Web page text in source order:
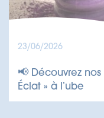
23/06/2026
📢 Découvrez
Éclat » à l’ube